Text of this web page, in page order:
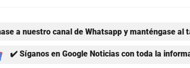
a nuestro canal de Whatsapp y manténgase al
✔️ Síganos en Google Noticias con toda la